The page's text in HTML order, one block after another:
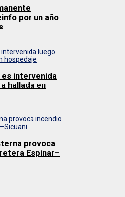
por un año
es intervenida
hallada en
provoca
Espinar–